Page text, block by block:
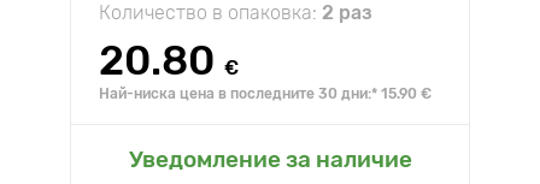
Количество в опаковка: 2 раз
20.80 €
Най-ниска цена в последните 30 дни:* 15.90 €
Уведомление за наличие